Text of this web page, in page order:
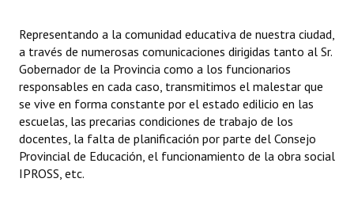
Representando a la comunidad educativa de nuestra ciudad,
a través de numerosas comunicaciones dirigidas tanto al Sr.
Gobernador de la Provincia como a los funcionarios
responsables en cada caso, transmitimos el malestar que
se vive en forma constante por el estado edilicio en las
escuelas, las precarias condiciones de trabajo de los
docentes, la falta de planificación por parte del Consejo
Provincial de Educación, el funcionamiento de la obra social
IPROSS, etc.